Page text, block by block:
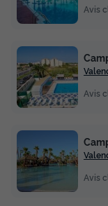
Voir le plan 2D
TENTE TOILE ET
40m²- 2 chambres
du29/11/2026
Meilleur prix pour
Avis
Avis
Avis